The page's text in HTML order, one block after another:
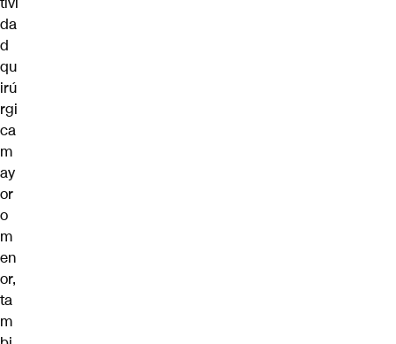
da
d
qu
irú
rgi
ca
m
ay
or
o
m
en
or,
ta
m